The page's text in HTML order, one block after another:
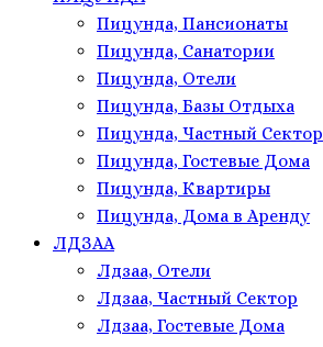
Пицунда, Пансионаты
Пицунда, Санатории
Пицунда, Отели
Пицунда, Базы Отдыха
Пицунда, Частный Сектор
Пицунда, Гостевые Дома
Пицунда, Квартиры
Пицунда, Дома в Аренду
ЛДЗАА
Лдзаа, Отели
Лдзаа, Частный Сектор
Лдзаа, Гостевые Дома